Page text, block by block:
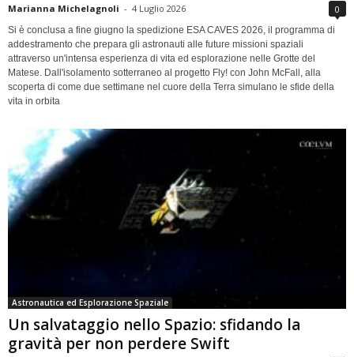
Marianna Michelagnoli - 4 Luglio 2026 0
Si è conclusa a fine giugno la spedizione ESA CAVES 2026, il programma di
addestramento che prepara gli astronauti alle future missioni spaziali
attraverso un'intensa esperienza di vita ed esplorazione nelle Grotte del
Matese. Dall'isolamento sotterraneo al progetto Fly! con John McFall, alla
scoperta di come due settimane nel cuore della Terra simulano le sfide della
vita in orbita
Astronautica ed Esplorazione Spaziale
Un salvataggio nello Spazio: sfidando la
gravità per non perdere Swift